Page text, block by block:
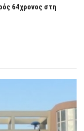
64χρονος στη